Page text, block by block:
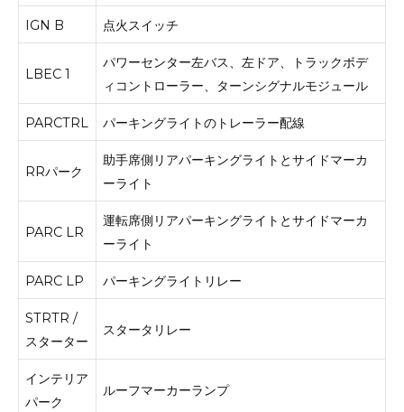
IGN B 点火スイッチ
LBEC 1
パワーセンター左バス、左ドア、トラックボデ
ィコントローラー、ターンシグナルモジュール
PARCTRL パーキングライトのトレーラー配線
RRパーク
助手席側リアパーキングライトとサイドマーカ
ーライト
PARC LR
運転席側リアパーキングライトとサイドマーカ
ーライト
PARC LP パーキングライトリレー
STRTR /
スターター
スタータリレー
インテリア
パーク
ルーフマーカーランプ